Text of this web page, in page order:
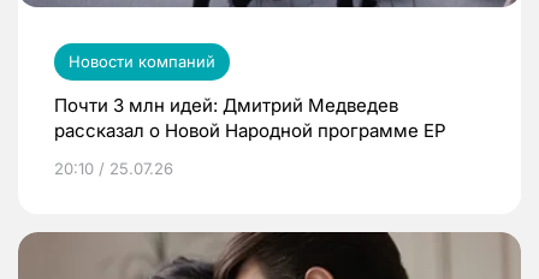
Новости компаний
Почти 3 млн идей: Дмитрий Медведев
рассказал о Новой Народной программе ЕР
20:10 / 25.07.26